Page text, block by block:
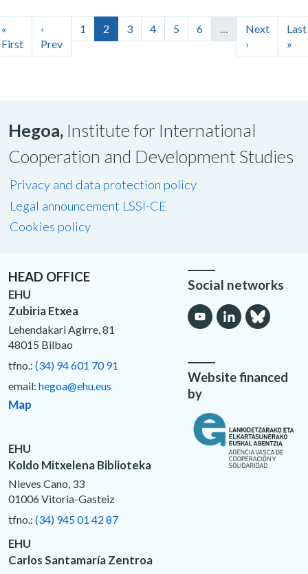
«
First
‹
Prev
1 2 3 4 5 6
Next
›
Last
»
Hegoa, Institute for International
Cooperation and Development Studies
Privacy and data protection policy
Legal announcement LSSI-CE
Cookies policy
HEAD OFFICE
EHU
Zubiria Etxea
Lehendakari Agirre, 81
48015 Bilbao
tfno.: (34) 94 601 70 91
email: hegoa@ehu.eus
Map
EHU
Koldo Mitxelena Biblioteka
Nieves Cano, 33
01006 Vitoria-Gasteiz
tfno.: (34) 945 01 42 87
EHU
Carlos Santamaría Zentroa
Social networks
Website financed
by